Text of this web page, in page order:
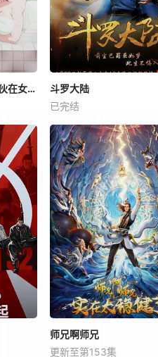
洗浴屋先生！我和那家伙在女浴池！？
斗罗大陆
已完结
师兄啊师兄
更新至第153集